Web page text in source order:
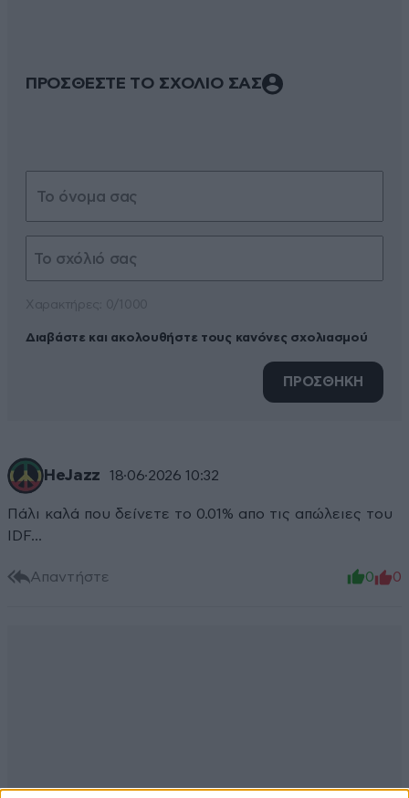
ΠΡΟΣΘΕΣΤΕ ΤΟ ΣΧΟΛΙΟ ΣΑΣ
Διαβάστε και ακολουθήστε τους κανόνες σχολιασμού
ΠΡΟΣΘΗΚΗ
HeJazz 18·06·2026 10:32
Πάλι καλά που δείνετε το 0.01% απο τις απώλειες του
IDF...
Απαντήστε 0 0